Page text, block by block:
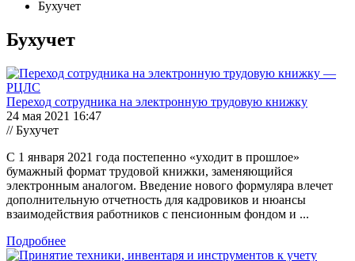
Бухучет
Бухучет
Переход сотрудника на электронную трудовую книжку
24 мая 2021 16:47
// Бухучет
С 1 января 2021 года постепенно «уходит в прошлое»
бумажный формат трудовой книжки, заменяющийся
электронным аналогом. Введение нового формуляра влечет
дополнительную отчетность для кадровиков и нюансы
взаимодействия работников с пенсионным фондом и ...
Подробнее